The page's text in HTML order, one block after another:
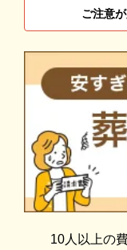
多くの参列者が
くりお見送りし
草津ブライ
草津ブライトホ
行うことができ
通夜を省略して
は、葬儀時間も
きます。
ご遺族様の心身
ご注意
10人以上の